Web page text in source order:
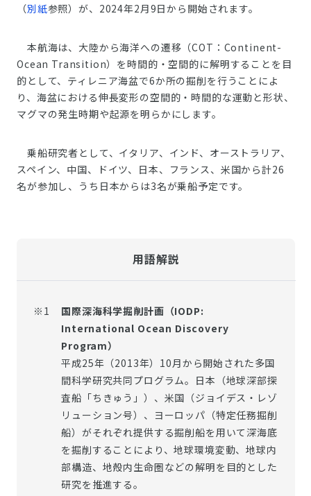
（別紙参照）が、2024年2月9日から開始されます。
本航海は、大陸から海洋への遷移（COT：Continent-
Ocean Transition）を時間的・空間的に解明することを目
的として、ティレニア海盆で6か所の掘削を行うことによ
り、海盆における伸長変形の空間的・時間的な運動と形状、
マグマの発生時期や起源を明らかにします。
乗船研究者として、イタリア、インド、オーストラリア、
スペイン、中国、ドイツ、日本、フランス、米国から計26
名が参加し、うち日本からは3名が乗船予定です。
用語解説
※1
国際深海科学掘削計画（IODP:
International Ocean Discovery
Program）
平成25年（2013年）10月から開始された多国
間科学研究共同プログラム。日本（地球深部探
査船「ちきゅう」）、米国（ジョイデス・レゾ
リューション号）、ヨーロッパ（特定任務掘削
船）がそれぞれ提供する掘削船を用いて深海底
を掘削することにより、地球環境変動、地球内
部構造、地殻内生命圏などの解明を目的とした
研究を推進する。